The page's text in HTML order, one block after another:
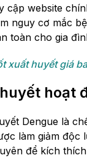
website
nguy cơ mắc
toàn cho gia
xuất huyết giá
hoạt
Dengue là
làm giảm
để kích